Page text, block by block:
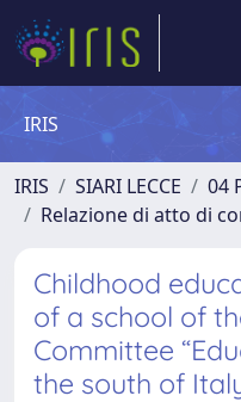
IRIS
IRIS SIARI LECCE
04
Relazione di atto di
Childhood
of a school of
Committee
the south of